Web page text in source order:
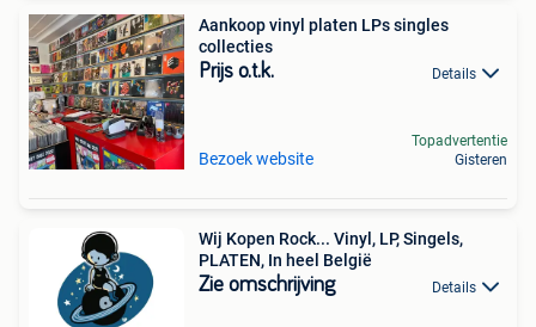
Aankoop vinyl platen LPs singles
collecties
Prijs o.t.k. Details
Bezoek website
Topadvertentie
Gisteren
Wij Kopen Rock... Vinyl, LP, Singels,
PLATEN, In heel België
Zie omschrijving Details